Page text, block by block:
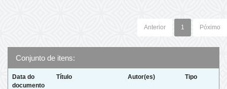
Anterior 1 Póximo
Conjunto de itens:
Data do
documento
Título Autor(es) Tipo